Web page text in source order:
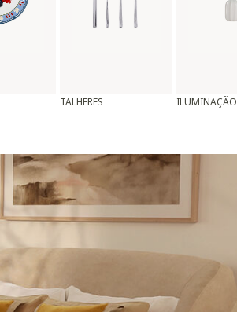
TALHERES ILUMINAÇÃO